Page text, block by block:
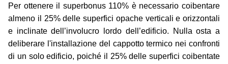
Per ottenere il superbonus 110% è necessario coibentare
almeno il 25% delle superfici opache verticali e orizzontali
e inclinate dell’involucro lordo dell’edificio. Nulla osta a
deliberare l'installazione del cappotto termico nei confronti
di un solo edificio, poiché il 25% delle superfici coibentate